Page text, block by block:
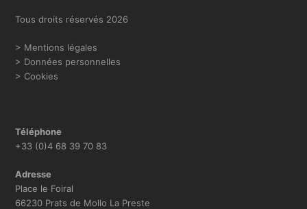
k
a
m
Tous droits réservés 2026
> Mentions légales
> Données personnelles
> Cookies
Téléphone
+33 (0)4 68 39 70 83
Adresse
Place le Foiral
66230 Prats de Mollo La Preste